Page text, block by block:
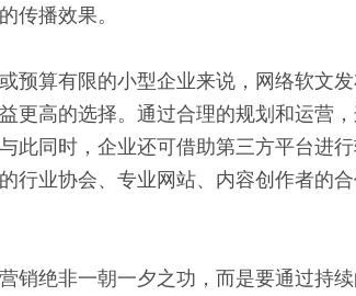
传播效果。
预算有限的小型企业来说，网络软文
更高的选择。通过合理的规划和运营
此同时，企业还可借助第三方平台进
行业协会、专业网站、内容创作者的
销绝非一朝一夕之功，而是要通过持